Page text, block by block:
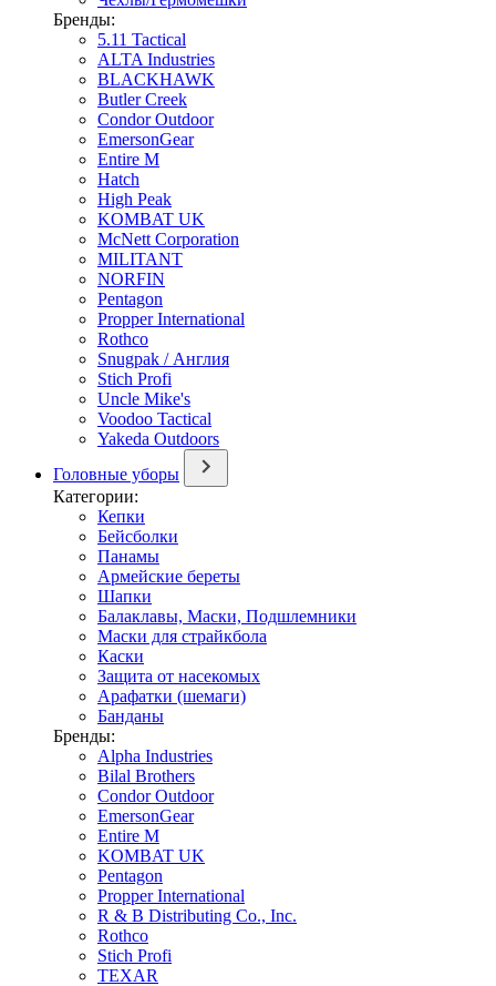
Бренды:
5.11 Tactical
ALTA Industries
BLACKHAWK
Butler Creek
Condor Outdoor
EmersonGear
Entire M
Hatch
High Peak
KOMBAT UK
McNett Corporation
MILITANT
NORFIN
Pentagon
Propper International
Rothco
Snugpak / Англия
Stich Profi
Uncle Mike's
Voodoo Tactical
Yakeda Outdoors
Головные уборы
Категории:
Кепки
Бейсболки
Панамы
Армейские береты
Шапки
Балаклавы, Маски, Подшлемники
Маски для страйкбола
Каски
Защита от насекомых
Арафатки (шемаги)
Банданы
Бренды:
Alpha Industries
Bilal Brothers
Condor Outdoor
EmersonGear
Entire M
KOMBAT UK
Pentagon
Propper International
R & B Distributing Co., Inc.
Rothco
Stich Profi
TEXAR